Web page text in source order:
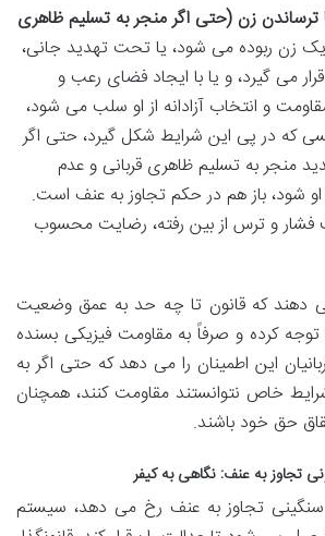
ترساندن زن (حتی اگر منجر به تسلیم ظاهری
زن ربوده می شود، یا تحت تهدید جانی،
می گیرد، و یا با ایجاد فضای رعب و
و انتخاب آزادانه از او سلب می شود،
که در پی این شرایط شکل گیرد، حتی اگر
منجر به تسلیم ظاهری قربانی و عدم
شود، باز هم در حکم تجاوز به عنف است.
فشار و ترس از بین رفته، رضایت محسوب
دهند که قانون تا چه حد به عمق وضعیت
توجه کرده و صرفاً به مقاومت فیزیکی بسنده
این اطمینان را می دهد که حتی اگر به
خاص نتوانستند مقاومت کنند، همچنان
حق خود باشند.
تجاوز به عنف رخ می دهد، سیستم